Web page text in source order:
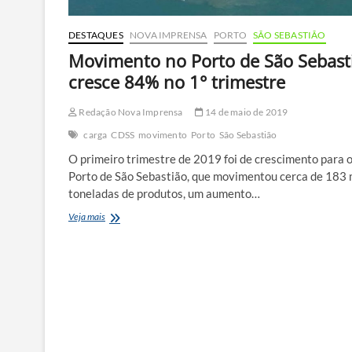
DESTAQUES NOVA IMPRENSA PORTO SÃO SEBASTIÃO
Movimento no Porto de São
cresce 84% no 1° trimestre
Redação Nova Imprensa
14 de maio de 2019
carga CDSS movimento Porto São Sebastião
O primeiro trimestre de 2019 foi de crescimento para o
Porto de São Sebastião, que movimentou cerca de 183
toneladas de produtos, um aumento…
Veja maisMovimento